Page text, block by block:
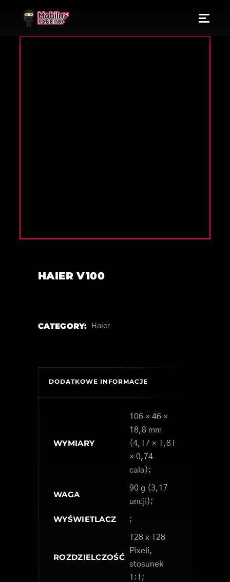
HAIER V100
CATEGORY: Haier
DODATKOWE INFORMACJE
WYMIARY
106 × 46 ×
18,8 mm
(4,17 × 1,81
× 0,74
cala);
WAGA
90 g (3,17
uncji);
WYŚWIETLACZ ;
ROZDZIELCZOŚĆ
128 x 128
Pixeli,
stosunek
1:1;